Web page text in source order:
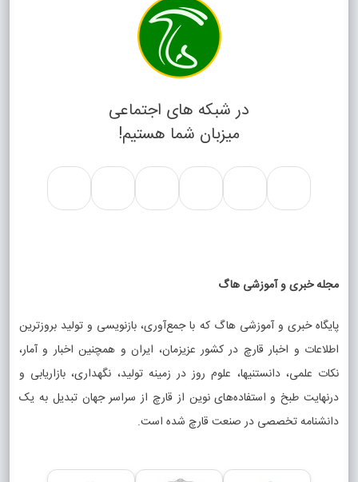
در شبکه های اجتماعی
میزبان شما هستیم!
مجله خبری و آموزشی هاگ
پایگاه خبری و آموزشی هاگ که با جمع‌آوری، بازنویسی و تولید بروزترین
اطلاعات و اخبار قارچ در کشور عزیزمان، ایران و همچنین اخبار و آمار،
نکات علمی، دانستنیها، علوم روز در زمینه تولید، نگهداری، بازاریابی و
درنهایت طبخ و استفاده‌های نوین از قارچ از سراسر جهان تبدیل به یک
دانشنامه تخصصی در صنعت قارچ شده است.